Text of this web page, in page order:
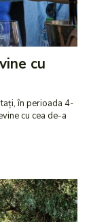
cu
în perioada 4-
cu cea de-a